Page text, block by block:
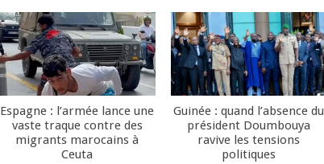
Espagne : l’armée lance une
vaste traque contre des
migrants marocains à
Ceuta
Guinée : quand l’absence du
président Doumbouya
ravive les tensions
politiques